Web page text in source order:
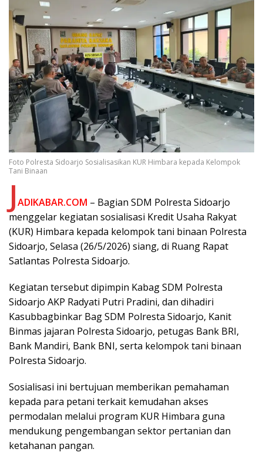
Foto Polresta Sidoarjo Sosialisasikan KUR Himbara kepada Kelompok
Tani Binaan
JADIKABAR.COM – Bagian SDM Polresta Sidoarjo
menggelar kegiatan sosialisasi Kredit Usaha Rakyat
(KUR) Himbara kepada kelompok tani binaan Polresta
Sidoarjo, Selasa (26/5/2026) siang, di Ruang Rapat
Satlantas Polresta Sidoarjo.
Kegiatan tersebut dipimpin Kabag SDM Polresta
Sidoarjo AKP Radyati Putri Pradini, dan dihadiri
Kasubbagbinkar Bag SDM Polresta Sidoarjo, Kanit
Binmas jajaran Polresta Sidoarjo, petugas Bank BRI,
Bank Mandiri, Bank BNI, serta kelompok tani binaan
Polresta Sidoarjo.
Sosialisasi ini bertujuan memberikan pemahaman
kepada para petani terkait kemudahan akses
permodalan melalui program KUR Himbara guna
mendukung pengembangan sektor pertanian dan
ketahanan pangan.